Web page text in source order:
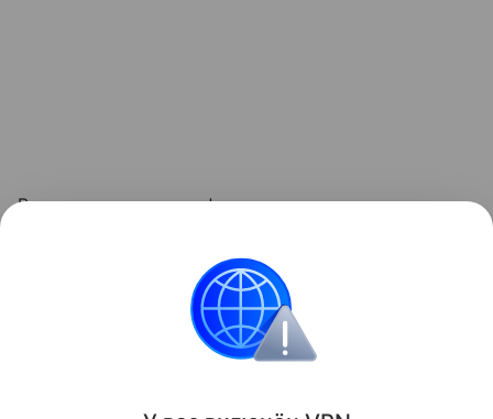
Впрочем, людям с дефицитом массы тела такая
допускающий дополнительные перекусы.